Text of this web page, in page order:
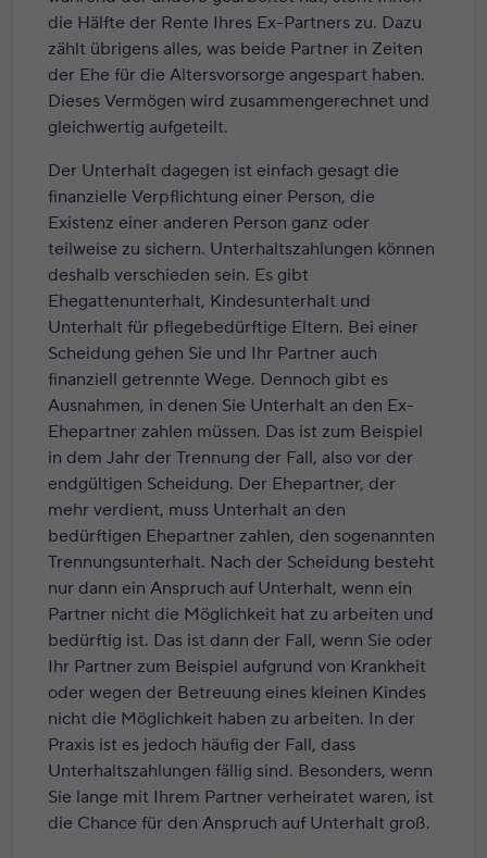
die Hälfte der Rente Ihres Ex-Partners zu. Dazu
zählt übrigens alles, was beide Partner in Zeiten
der Ehe für die Altersvorsorge angespart haben.
Dieses Vermögen wird zusammengerechnet und
gleichwertig aufgeteilt.
Der Unterhalt dagegen ist einfach gesagt die
finanzielle Verpflichtung einer Person, die
Existenz einer anderen Person ganz oder
teilweise zu sichern. Unterhaltszahlungen können
deshalb verschieden sein. Es gibt
Ehegattenunterhalt, Kindesunterhalt und
Unterhalt für pflegebedürftige Eltern. Bei einer
Scheidung gehen Sie und Ihr Partner auch
finanziell getrennte Wege. Dennoch gibt es
Ausnahmen, in denen Sie Unterhalt an den Ex-
Ehepartner zahlen müssen. Das ist zum Beispiel
in dem Jahr der Trennung der Fall, also vor der
endgültigen Scheidung. Der Ehepartner, der
mehr verdient, muss Unterhalt an den
bedürftigen Ehepartner zahlen, den sogenannten
Trennungsunterhalt. Nach der Scheidung besteht
nur dann ein Anspruch auf Unterhalt, wenn ein
Partner nicht die Möglichkeit hat zu arbeiten und
bedürftig ist. Das ist dann der Fall, wenn Sie oder
Ihr Partner zum Beispiel aufgrund von Krankheit
oder wegen der Betreuung eines kleinen Kindes
nicht die Möglichkeit haben zu arbeiten. In der
Praxis ist es jedoch häufig der Fall, dass
Unterhaltszahlungen fällig sind. Besonders, wenn
Sie lange mit Ihrem Partner verheiratet waren, ist
die Chance für den Anspruch auf Unterhalt groß.